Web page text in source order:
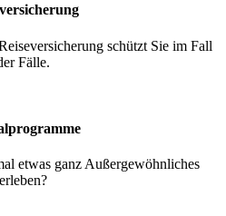
schützt Sie im Fall
Fälle.
etwas ganz Außergewöhnliches
erleben?